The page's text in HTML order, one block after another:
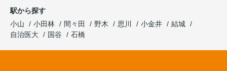
駅から探す
小山
小田林 間々田 野木 思川 小金井
結城
自治医大
国谷 石橋